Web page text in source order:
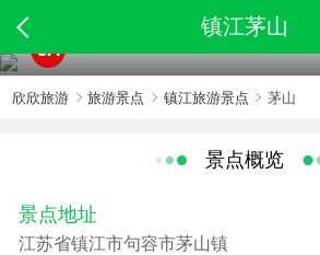
镇江茅山
5A
欣欣旅游 旅游景点 镇江旅游景点 茅山
景点概览
景点地址
江苏省镇江市句容市茅山镇